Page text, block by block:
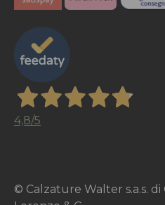
4,8/5
© Calzature Walter s.a.s. di